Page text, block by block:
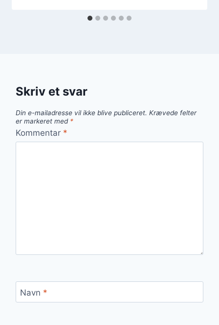
Skriv et svar
Din e-mailadresse vil ikke blive publiceret. Krævede felter
er markeret med *
Kommentar *
Navn *